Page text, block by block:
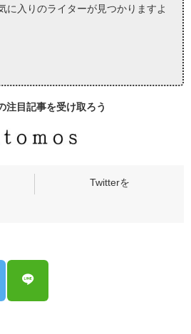
に入りのライターが見つかりますよ
注目記事を受け取ろう